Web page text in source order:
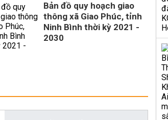
Bản đồ quy hoạch giao
thông xã Giao Phúc, tỉnh
Ninh Bình thời kỳ 2021 -
2030